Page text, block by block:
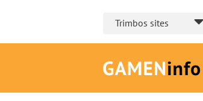
Trimbos sites